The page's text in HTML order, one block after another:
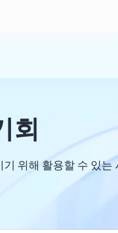
회
위해 활용할 수 있